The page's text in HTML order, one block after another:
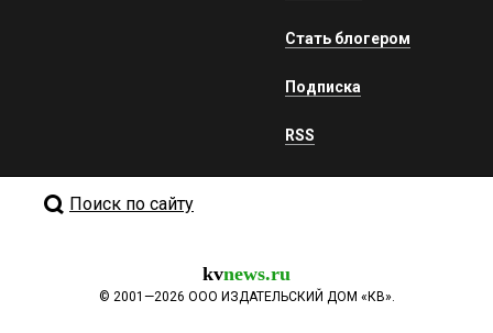
Стать блогером
Подписка
RSS
Поиск по сайту
kvnews.ru
© 2001—2026 ООО ИЗДАТЕЛЬСКИЙ ДОМ «КВ».